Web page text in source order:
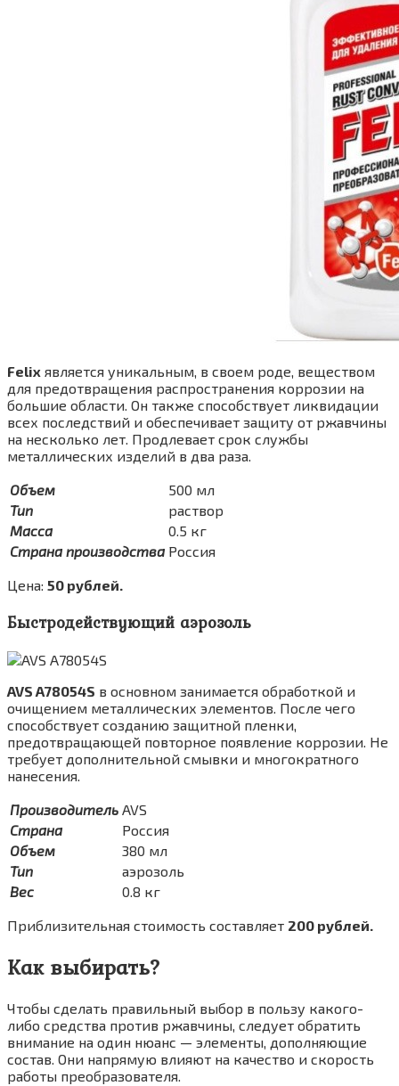
Felix является уникальным, в своем роде, веществом
для предотвращения распространения коррозии на
большие области. Он также способствует ликвидации
всех последствий и обеспечивает защиту от ржавчины
на несколько лет. Продлевает срок службы
металлических изделий в два раза.
Объем
500 мл
Тип
раствор
Масса
0.5 кг
Страна производства Россия
Цена: 50 рублей.
Быстродействующий аэрозоль
AVS A78054S в основном занимается обработкой и
очищением металлических элементов. После чего
способствует созданию защитной пленки,
предотвращающей повторное появление коррозии. Не
требует дополнительной смывки и многократного
нанесения.
Производитель AVS
Страна
Россия
Объем
380 мл
Тип
аэрозоль
Вес
0.8 кг
Приблизительная стоимость составляет 200 рублей.
Как выбирать?
Чтобы сделать правильный выбор в пользу какого-
либо средства против ржавчины, следует обратить
внимание на один нюанс — элементы, дополняющие
состав. Они напрямую влияют на качество и скорость
работы преобразователя.